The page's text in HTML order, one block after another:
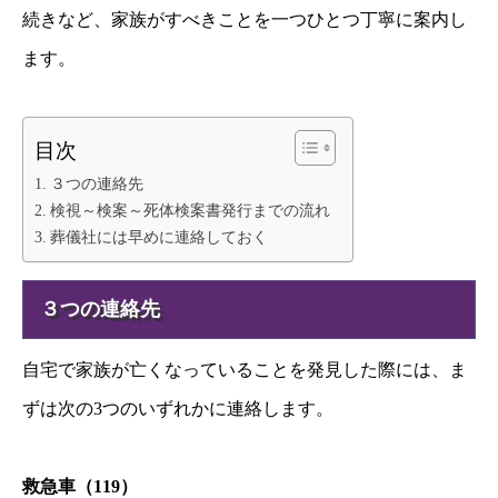
続きなど、家族がすべきことを一つひとつ丁寧に案内し
ます。
目次
３つの連絡先
検視～検案～死体検案書発行までの流れ
葬儀社には早めに連絡しておく
３つの連絡先
自宅で家族が亡くなっていることを発見した際には、ま
ずは次の3つのいずれかに連絡します。
救急車（119）